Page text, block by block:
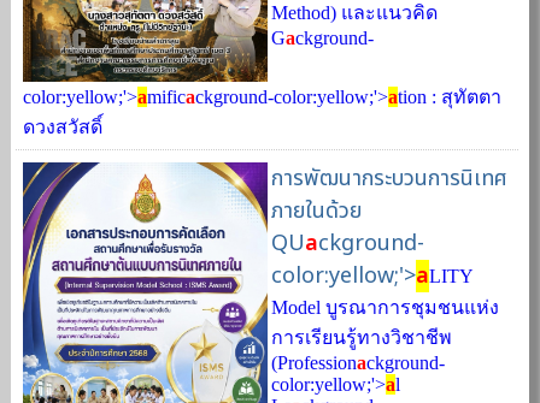
Method) และแนวคิด
Gackground-
color:yellow;'>amificackground-color:yellow;'>ation : สุทัตตา
ดวงสวัสดิ์
การพัฒนากระบวนการนิเทศ
ภายในด้วย
QUackground-
color:yellow;'>aLITY
Model บูรณาการชุมชนแห่ง
การเรียนรู้ทางวิชาชีพ
(Professionackground-
color:yellow;'>al